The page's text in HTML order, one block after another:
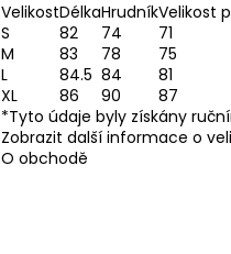
VelikostDélkaHrudníkVelikost
S
82 74
71
M
83 78
75
L
84.5 84
81
XL
86 90
87
*Tyto údaje byly získány
Zobrazit další informace o
O obchodě